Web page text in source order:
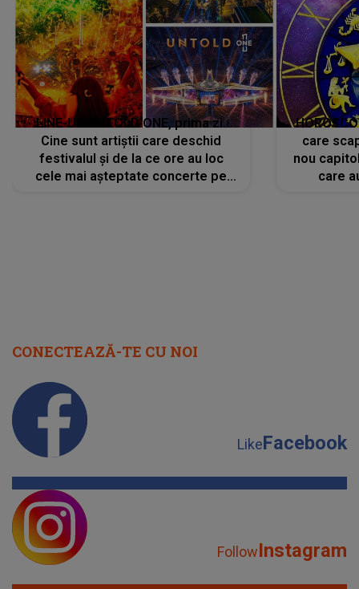
LINE-UP UNTOLD ONE, prima zi.
Cine sunt artiștii care deschid
festivalul și de la ce ore au loc
cele mai așteptate concerte pe
care
nou
care
CONECTEAZĂ-TE CU NOI
LikeFacebook
FollowInstagram